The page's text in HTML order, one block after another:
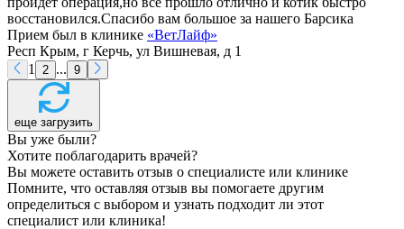
восстановился.Спасибо вам большое за нашего Барсика
Прием был в клинике «ВетЛайф»
Респ Крым, г Керчь, ул Вишневая, д 1
1
2 ... 9
еще загрузить
Вы уже были?
Хотите поблагодарить врачей?
Вы можете оставить отзыв о специалисте или клинике
Помните, что оставляя отзыв вы помогаете другим
определиться с выбором и узнать подходит ли этот
специалист или клиника!